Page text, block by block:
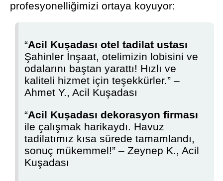
profesyonelliğimizi ortaya koyuyor:
“Acil Kuşadası otel tadilat ustası
Şahinler İnşaat, otelimizin lobisini ve
odalarını baştan yarattı! Hızlı ve
kaliteli hizmet için teşekkürler.” –
Ahmet Y., Acil Kuşadası
“Acil Kuşadası dekorasyon firması
ile çalışmak harikaydı. Havuz
tadilatımız kısa sürede tamamlandı,
sonuç mükemmel!” – Zeynep K., Acil
Kuşadası